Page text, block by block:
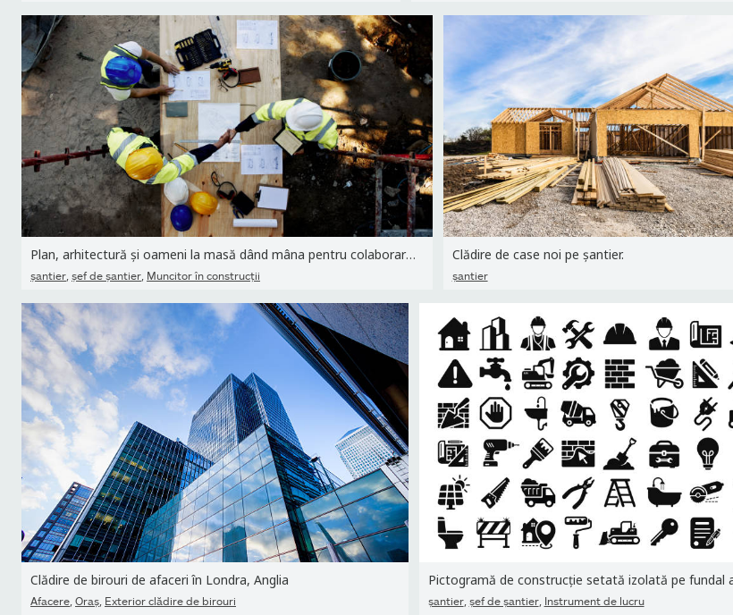
Plan, arhitectură și oameni la masă dând mâna pentru colaborare,...
şantier, şef de şantier, Muncitor în construcţii
Clădire de case noi pe șantier.
şantier
Clădire de birouri de afaceri în Londra, Anglia
Afacere, Oraş, Exterior clădire de birouri
Pictogramă de construcție setată izolată pe fundal
şantier, şef de şantier, Instrument de lucru